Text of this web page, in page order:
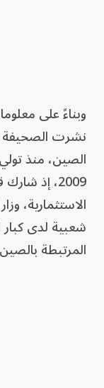
وبناءً على
نشرت الصحيفة
الصين، منذ
2009، إذ
الاستثمارية،
شعبية لدى
المرتبطة